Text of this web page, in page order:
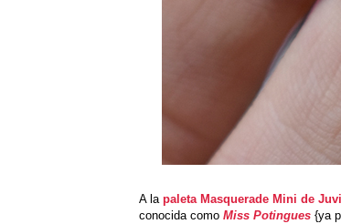
A la paleta Masquerade Mini de
conocida como Miss Potingues {ya